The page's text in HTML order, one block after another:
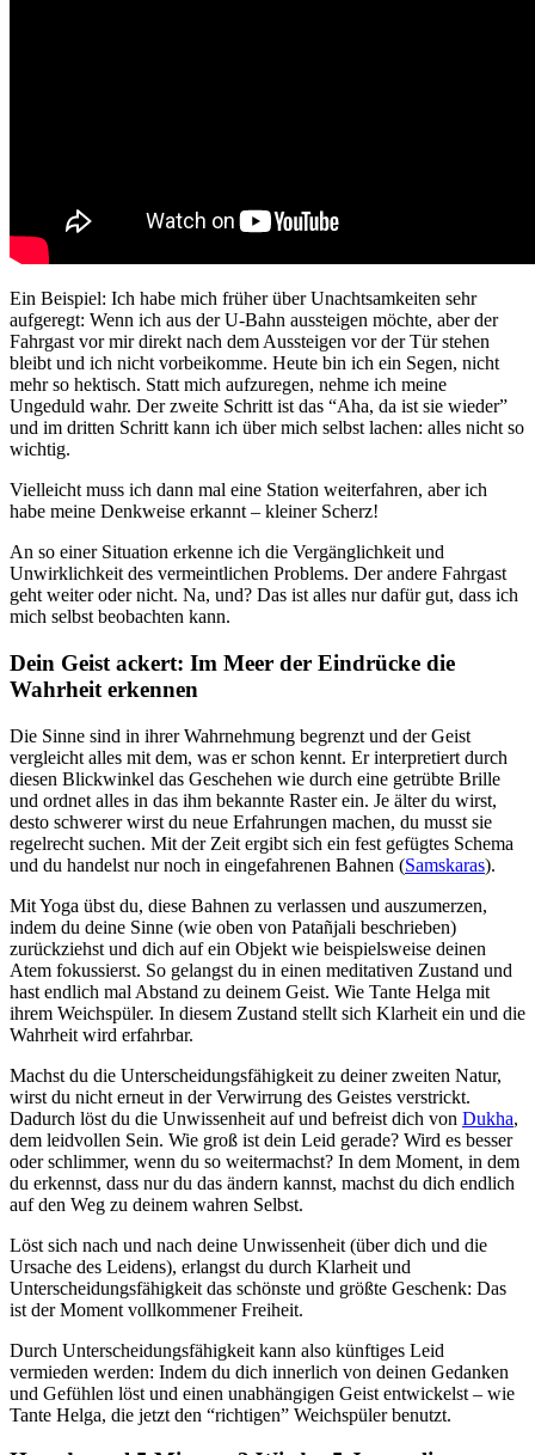
Ein Beispiel: Ich habe mich früher über Unachtsamkeiten sehr
aufgeregt: Wenn ich aus der U-Bahn aussteigen möchte, aber der
Fahrgast vor mir direkt nach dem Aussteigen vor der Tür stehen
bleibt und ich nicht vorbeikomme. Heute bin ich ein Segen, nicht
mehr so hektisch. Statt mich aufzuregen, nehme ich meine
Ungeduld wahr. Der zweite Schritt ist das “Aha, da ist sie wieder”
und im dritten Schritt kann ich über mich selbst lachen: alles nicht so
wichtig.
Vielleicht muss ich dann mal eine Station weiterfahren, aber ich
habe meine Denkweise erkannt – kleiner Scherz!
An so einer Situation erkenne ich die Vergänglichkeit und
Unwirklichkeit des vermeintlichen Problems. Der andere Fahrgast
geht weiter oder nicht. Na, und? Das ist alles nur dafür gut, dass ich
mich selbst beobachten kann.
Dein Geist ackert: Im Meer der Eindrücke die
Wahrheit erkennen
Die Sinne sind in ihrer Wahrnehmung begrenzt und der Geist
vergleicht alles mit dem, was er schon kennt. Er interpretiert durch
diesen Blickwinkel das Geschehen wie durch eine getrübte Brille
und ordnet alles in das ihm bekannte Raster ein. Je älter du wirst,
desto schwerer wirst du neue Erfahrungen machen, du musst sie
regelrecht suchen. Mit der Zeit ergibt sich ein fest gefügtes Schema
und du handelst nur noch in eingefahrenen Bahnen (Samskaras).
Mit Yoga übst du, diese Bahnen zu verlassen und auszumerzen,
indem du deine Sinne (wie oben von Patañjali beschrieben)
zurückziehst und dich auf ein Objekt wie beispielsweise deinen
Atem fokussierst. So gelangst du in einen meditativen Zustand und
hast endlich mal Abstand zu deinem Geist. Wie Tante Helga mit
ihrem Weichspüler. In diesem Zustand stellt sich Klarheit ein und die
Wahrheit wird erfahrbar.
Machst du die Unterscheidungsfähigkeit zu deiner zweiten Natur,
wirst du nicht erneut in der Verwirrung des Geistes verstrickt.
Dadurch löst du die Unwissenheit auf und befreist dich von Dukha,
dem leidvollen Sein. Wie groß ist dein Leid gerade? Wird es besser
oder schlimmer, wenn du so weitermachst? In dem Moment, in dem
du erkennst, dass nur du das ändern kannst, machst du dich endlich
auf den Weg zu deinem wahren Selbst.
Löst sich nach und nach deine Unwissenheit (über dich und die
Ursache des Leidens), erlangst du durch Klarheit und
Unterscheidungsfähigkeit das schönste und größte Geschenk: Das
ist der Moment vollkommener Freiheit.
Durch Unterscheidungsfähigkeit kann also künftiges Leid
vermieden werden: Indem du dich innerlich von deinen Gedanken
und Gefühlen löst und einen unabhängigen Geist entwickelst – wie
Tante Helga, die jetzt den “richtigen” Weichspüler benutzt.